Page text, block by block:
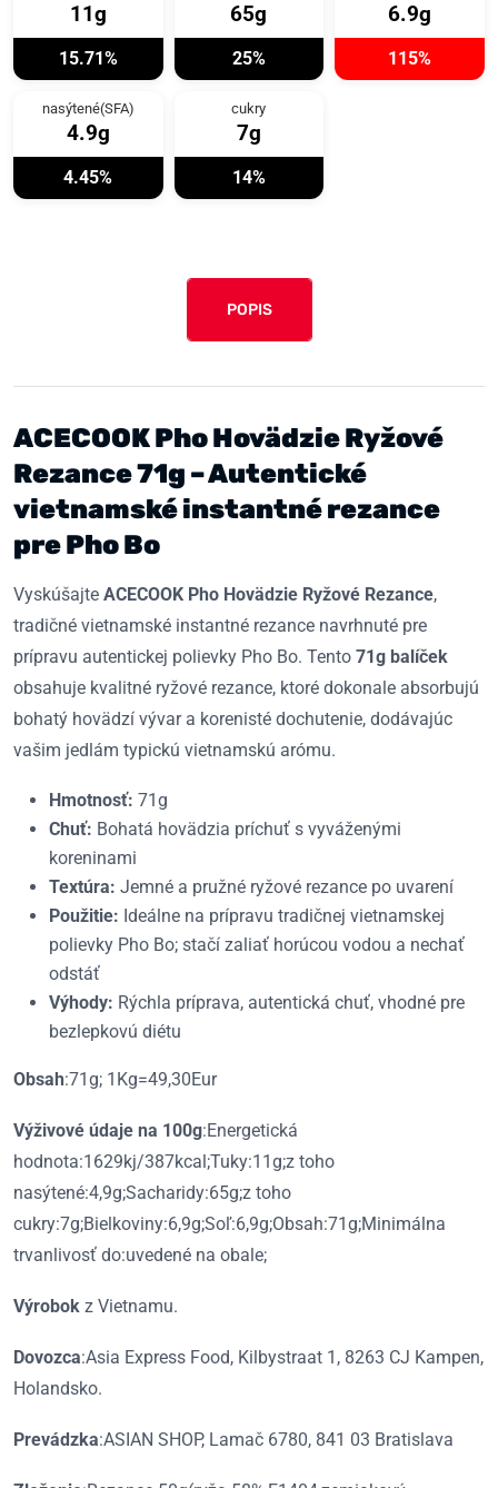
11g
15.71%
65g
25%
6.9g
115%
nasýtené(SFA)
4.9g
4.45%
cukry
7g
14%
POPIS
ACECOOK Pho Hovädzie Ryžové
Rezance 71g – Autentické
vietnamské instantné rezance
pre Pho Bo
Vyskúšajte ACECOOK Pho Hovädzie Ryžové Rezance,
tradičné vietnamské instantné rezance navrhnuté pre
prípravu autentickej polievky Pho Bo. Tento 71g balíček
obsahuje kvalitné ryžové rezance, ktoré dokonale absorbujú
bohatý hovädzí vývar a korenisté dochutenie, dodávajúc
vašim jedlám typickú vietnamskú arómu.
Hmotnosť: 71g
Chuť: Bohatá hovädzia príchuť s vyváženými
koreninami
Textúra: Jemné a pružné ryžové rezance po uvarení
Použitie: Ideálne na prípravu tradičnej vietnamskej
polievky Pho Bo; stačí zaliať horúcou vodou a nechať
odstáť
Výhody: Rýchla príprava, autentická chuť, vhodné pre
bezlepkovú diétu
Obsah:71g; 1Kg=49,30Eur
Výživové údaje na 100g:Energetická
hodnota:1629kj/387kcal;Tuky:11g;z toho
nasýtené:4,9g;Sacharidy:65g;z toho
cukry:7g;Bielkoviny:6,9g;Soľ:6,9g;Obsah:71g;Minimálna
trvanlivosť do:uvedené na obale;
Výrobok z Vietnamu.
Dovozca:Asia Express Food, Kilbystraat 1, 8263 CJ Kampen,
Holandsko.
Prevádzka:ASIAN SHOP, Lamač 6780, 841 03 Bratislava